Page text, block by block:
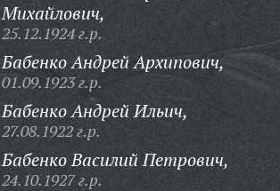
Михайлович,
25.12.1924 г.р.
Бабенко Андрей Архипович,
01.09.1923 г.р.
Бабенко Андрей Ильич,
27.08.1922 г.р.
Бабенко Василий Петрович,
24.10.1927 г.р.